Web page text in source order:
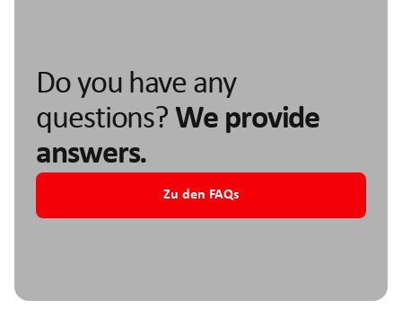
Do you have any
questions? We provide
answers.
Zu den FAQs